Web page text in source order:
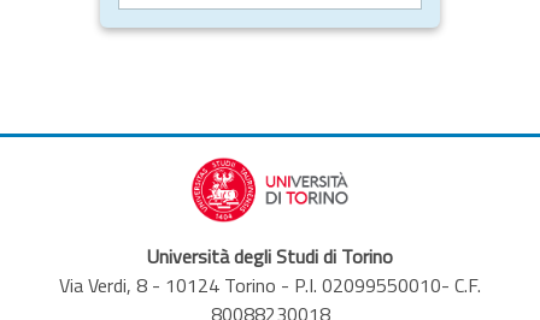
Università degli Studi di Torino
Via Verdi, 8 - 10124 Torino - P.I. 02099550010- C.F.
80088230018